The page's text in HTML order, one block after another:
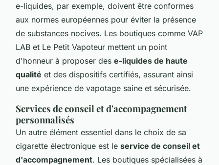
e-liquides, par exemple, doivent être conformes
aux normes européennes pour éviter la présence
de substances nocives. Les boutiques comme VAP
LAB et Le Petit Vapoteur mettent un point
d'honneur à proposer des e-liquides de haute
qualité et des dispositifs certifiés, assurant ainsi
une expérience de vapotage saine et sécurisée.
Services de conseil et d'accompagnement
personnalisés
Un autre élément essentiel dans le choix de sa
cigarette électronique est le service de conseil et
d'accompagnement. Les boutiques spécialisées à